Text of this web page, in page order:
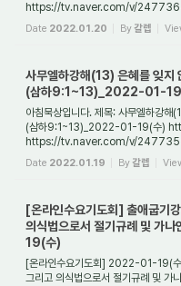
https://tv.naver.com/v/24773647
전쟁은 왜 중요한가?...
Date 2022.01.20 By갈렙
사무엘하강해(13) 은혜를 잊지
(삼하9:1~13)_2022-01-
아침묵상입니다. 제목: 사무엘하강해
(삼하9:1~13)_2022-01-19(수)
https://tv.naver.com/v/24773559
일은 무엇인가? 신정 ...
Date 2022.01.19 By갈렙
[온라인수요기도회] 출애굽기
의식법으로서 절기규례 및
19(수)
[온라인수요기도회] 2022-01-19(
그리고 의식법으로서 절기규례 및